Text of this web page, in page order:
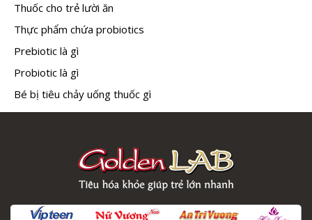
Thuốc cho trẻ lười ăn
Thực phẩm chứa probiotics
Prebiotic là gì
Probiotic là gì
Bé bị tiêu chảy uống thuốc gì